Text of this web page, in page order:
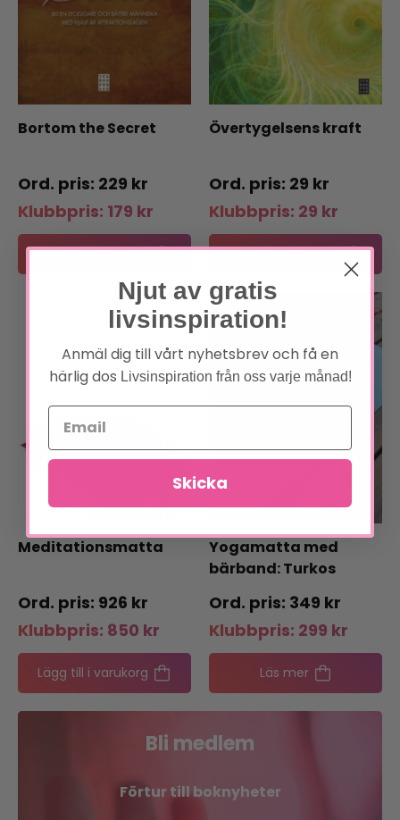
Bortom the Secret
229 kr
Klubbpris: 179 kr
Lägg till i varukorg
Övertygelsens kraft
29 kr
Klubbpris: 29 kr
Lägg till i varukorg
Meditationsmatta
926 kr
Klubbpris: 850 kr
Lägg till i varukorg
Yogamatta med
bärband: Turkos
349 kr
Klubbpris: 299 kr
Läs mer
Bli medlem
Förtur till boknyheter
Njut av gratis
livsinspiration!
Anmäl dig till vårt nyhetsbrev och få en
härlig dos Livsinspiration från oss varje månad!
Skicka